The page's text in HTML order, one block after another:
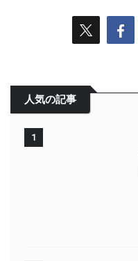
人気の記事
1